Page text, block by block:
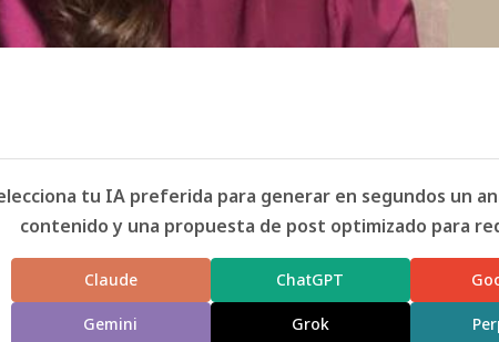
tu IA preferida para generar en segundos un
contenido y una propuesta de post optimizado para
Claude ChatGPT
Gemini Grok